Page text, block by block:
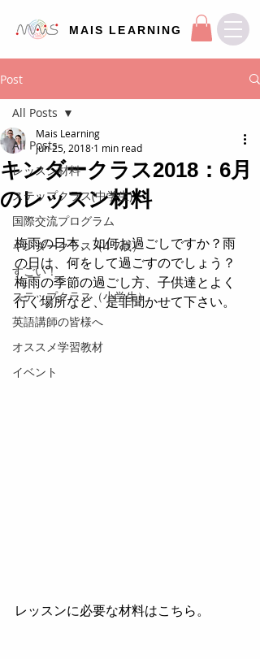
MAIS LEARNING
Post
All Posts
レッスン材料
ステップクラス(中学生)
国際交流プログラム
キンダークラス（4-7歳）
すごい！
ステップクラス（小学生）
英語講師の皆様へ
オススメ学習教材
イベント
All Posts
キンダークラス2018：6月
のレッスン材料
Mais Learning
Jun 25, 2018 1 min read
梅雨の日本、如何お過ごしですか？雨
の日は、何をして過ごすのでしょう？
梅雨の季節の過ごし方、子供達とよく
行く場所など、是非聞かせて下さい。
レッスンに必要な材料はこちら。